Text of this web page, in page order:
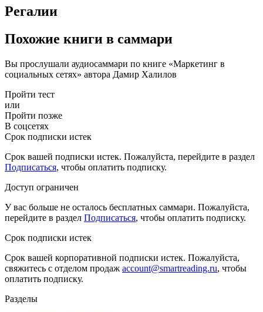
Регалии
Похожие книги в саммари
Вы прослушали аудиосаммари по книге «Маркетинг в
социальных сетях» автора Дамир Халилов
Пройти тест
или
Пройти позже
В соцсетях
Срок подписки истек
Срок вашей подписки истек. Пожалуйста, перейдите в раздел
Подписаться, чтобы оплатить подписку.
Доступ ограничен
У вас больше не осталось бесплатных саммари. Пожалуйста,
перейдите в раздел Подписаться, чтобы оплатить подписку.
Срок подписки истек
Срок вашей корпоративной подписки истек. Пожалуйста,
свяжитесь с отделом продаж account@smartreading.ru, чтобы
оплатить подписку.
Разделы